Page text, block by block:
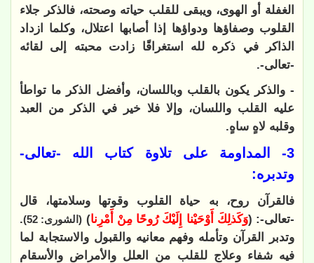
الغفلة أو الهوى، ويبقى للقلب حياته وصحته، فالذكر جلاء
القلوب وصفاؤها ودواؤها إذا أصابها اعتلال، وكلما ازداد
الذاكر في ذكره لله استغراقًا زادت محبته إلى لقائه
-تعالى-.
- والذكر يكون بالقلب وباللسان، وأفضل الذكر ما تواطأ
عليه القلب واللسان، وإلا فلا خير في الذكر من العبد
وقلبه لاهٍ ساهٍ.
3- المداومة على تلاوة كتاب الله -تعالى-
وتدبره:
فالقرآن روح، به حياة القلوب وقوتها وسلامتها، قال
-تعالى-: (وَكَذلِكَ أَوْحَيْنا إِلَيْكَ رُوحًا مِنْ أَمْرِنا) (الشورى: 52)
.
وتدبر القرآن وتأمله وفهم معانيه والقبول والاستجابة لما
فيه شفاء وعلاج للقلب من العلل والأمراض والأسقام